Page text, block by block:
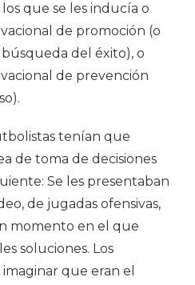
los que se les inducía o
de promoción (o
del éxito), o
de prevención
tenían que
de toma de decisiones
Se les presentaban
de jugadas ofensivas,
momento en el que
soluciones. Los
que eran el